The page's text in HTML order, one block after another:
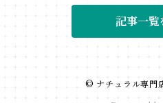
記事一覧
© ナチュラル専門